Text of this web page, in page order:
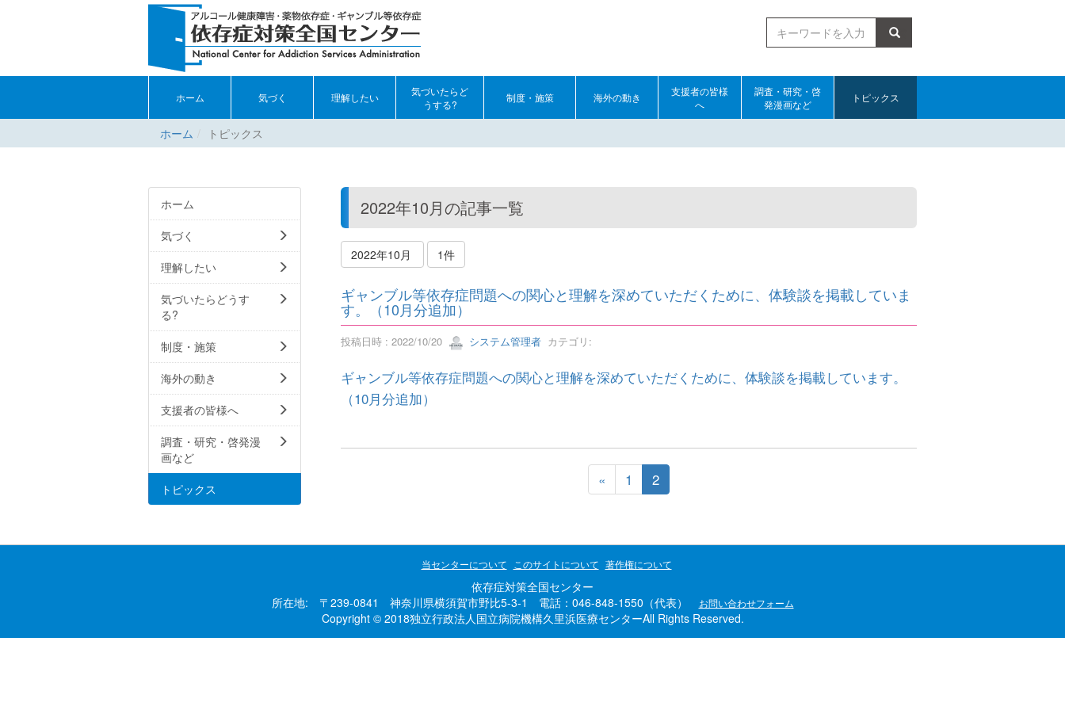
検索
ホーム 気づく 理解したい
気づいたらど
うする?
制度・施策 海外の動き
支援者の皆様
へ
調査・研究・啓
発漫画など
トピックス
ホーム トピックス
2022年10月の記事一覧
2022年10月 1件
ギャンブル等依存症問題への関心と理解を深めていただくために、体験談を掲載していま
す。（10月分追加）
投稿日時 : 2022/10/20 システム管理者カテゴリ:
ギャンブル等依存症問題への関心と理解を深めていただくために、体験談を掲載しています。
（10月分追加）
« 1 2
ホーム
気づく
理解したい
気づいたらどうす
る?
制度・施策
海外の動き
支援者の皆様へ
調査・研究・啓発漫
画など
トピックス
当センターについて このサイトについて 著作権について
依存症対策全国センター
所在地: 〒239-0841 神奈川県横須賀市野比5-3-1 電話：046-848-1550（代表）
お問い合わせフォーム
Copyright © 2018独立行政法人国立病院機構久里浜医療センターAll Rights Reserved.